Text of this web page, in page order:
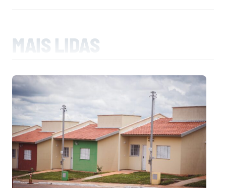
MAIS LIDAS